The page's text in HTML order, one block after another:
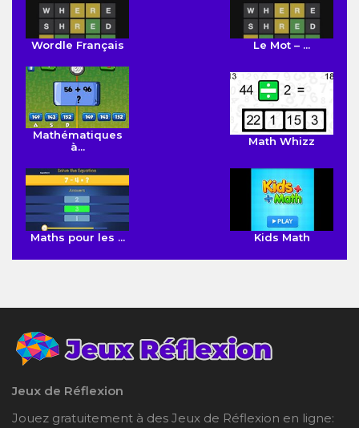
Wordle Français Le Mot – ...
Mathématiques
à...
Math Whizz
Maths pour les ... Kids Math
Jeux de Réflexion
Jouez gratuitement à des Jeux de Réflexion en ligne: